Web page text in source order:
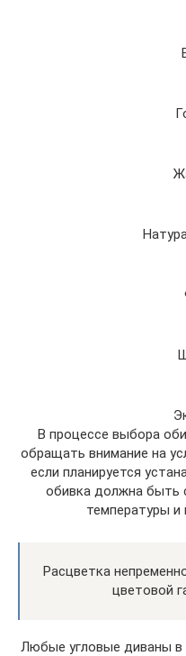
В процессе выбора
обращать внимание на
если планируется
обивка должна быть
температуры и
Расцветка
цветовой
Любые угловые диваны в